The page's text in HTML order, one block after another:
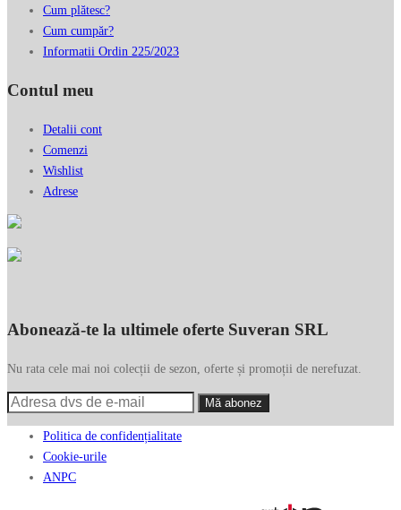
Cum plătesc?
Cum cumpăr?
Informatii Ordin 225/2023
Contul meu
Detalii cont
Comenzi
Wishlist
Adrese
Abonează-te la ultimele oferte Suveran SRL
Nu rata cele mai noi colecții de sezon, oferte și promoții de nerefuzat.
Politica de confidențialitate
Cookie-urile
ANPC